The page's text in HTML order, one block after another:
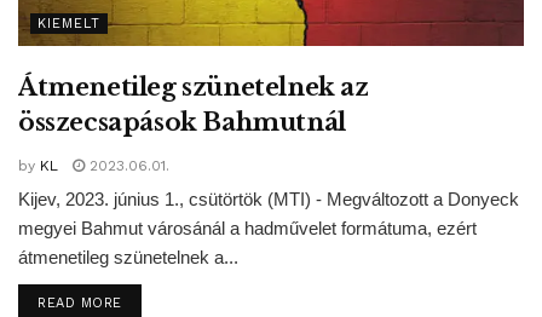
A Dancila-kormány a 2019 júliusi szörnyű caracali
vásárlásának szigorításáról. A gyilkos férfit azzal
gyanúsítják, hogy tavaly két lány életét oltotta ki, miután
azonosíthatók legyenek a bűnözők.
Romániában már többször megkísérelték
KIEMELT
Átmenetileg szünetelnek az
összecsapások Bahmutnál
by KL 2023.06.01.
Kijev, 2023. június 1., csütörtök (MTI) - Megváltozott a Donyeck
megyei Bahmut városánál a hadművelet formátuma, ezért
átmenetileg szünetelnek a...
READ MOREDETAILS